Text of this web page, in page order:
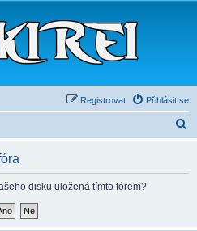
Přihlásit se
Registrovat
disku uložená tímto fórem?